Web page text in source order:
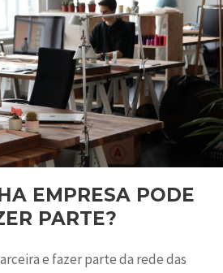
EMPRESA PODE
PARTE?
e fazer parte da rede das